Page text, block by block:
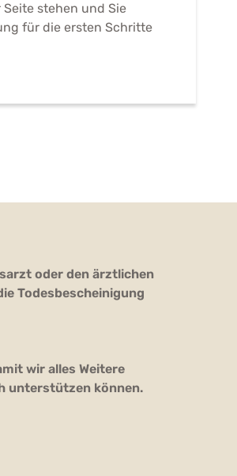
stehen und Sie
für die ersten Schritte
oder den ärztlichen
Todesbescheinigung
wir alles Weitere
unterstützen können.